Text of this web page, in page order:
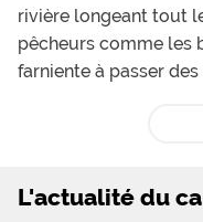
rivière longeant tout
pêcheurs comme les
farniente à passer
garantira un séjour
et jeux à bascule.
L'actualité du